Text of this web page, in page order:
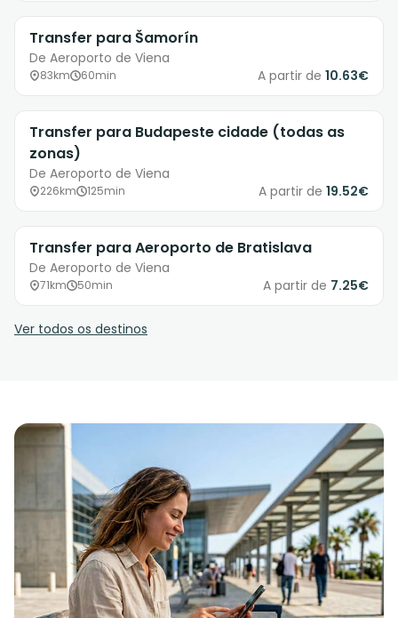
Transfer para Šamorín
De Aeroporto de Viena
83km 60min A partir de 10.63€
Transfer para Budapeste cidade (todas as
zonas)
De Aeroporto de Viena
226km 125min A partir de 19.52€
Transfer para Aeroporto de Bratislava
De Aeroporto de Viena
71km 50min A partir de 7.25€
Ver todos os destinos